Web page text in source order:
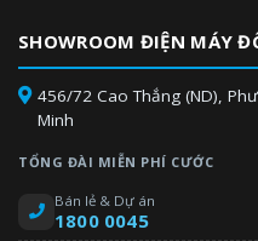
SHOWROOM ĐIỆN MÁY
456/72 Cao Thắng (ND),
Minh
TỔNG ĐÀI MIỄN PHÍ CƯỚC
Bán lẻ & Dự án
1800 0045